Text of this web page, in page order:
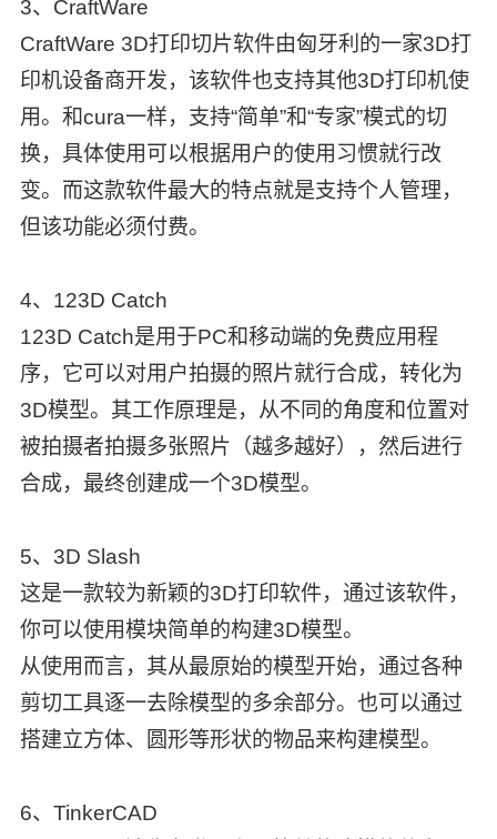
3、CraftWare
CraftWare 3D打印切片软件由匈牙利的一家3D打
印机设备商开发，该软件也支持其他3D打印机使
用。和cura一样，支持“简单”和“专家”模式的切
换，具体使用可以根据用户的使用习惯就行改
变。而这款软件最大的特点就是支持个人管理，
但该功能必须付费。
4、123D Catch
123D Catch是用于PC和移动端的免费应用程
序，它可以对用户拍摄的照片就行合成，转化为
3D模型。其工作原理是，从不同的角度和位置对
被拍摄者拍摄多张照片（越多越好），然后进行
合成，最终创建成一个3D模型。
5、3D Slash
这是一款较为新颖的3D打印软件，通过该软件，
你可以使用模块简单的构建3D模型。
从使用而言，其从最原始的模型开始，通过各种
剪切工具逐一去除模型的多余部分。也可以通过
搭建立方体、圆形等形状的物品来构建模型。
6、TinkerCAD